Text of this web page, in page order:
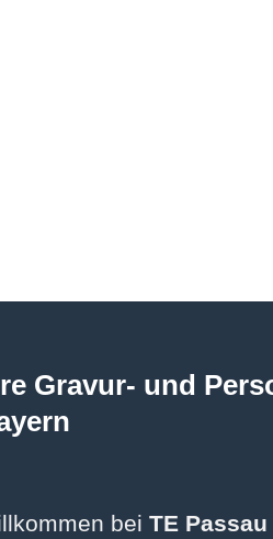
Gravur- und
bei TE Passau